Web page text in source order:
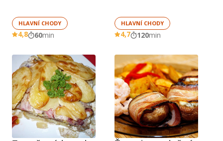
HLAVNÍ CHODY
4,8 60min
HLAVNÍ CHODY
4,7 120min